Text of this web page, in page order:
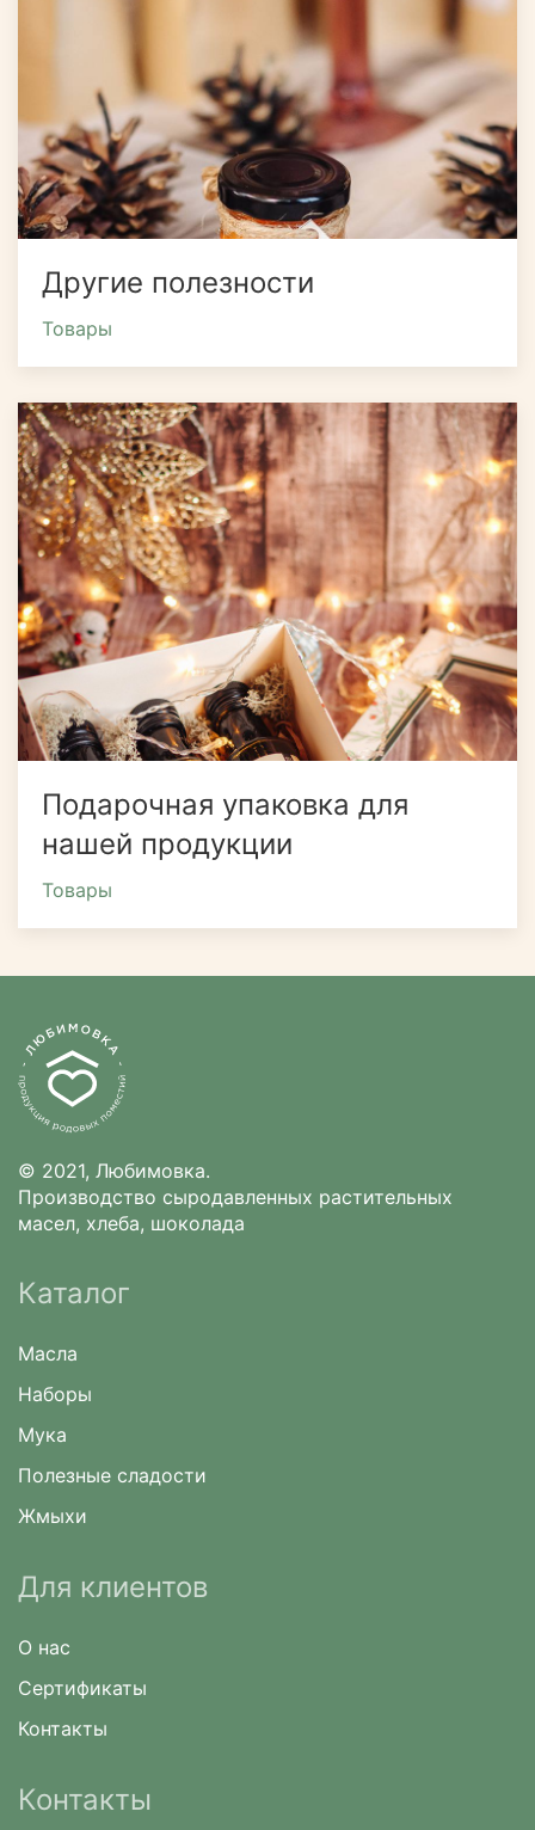
Другие полезности
Товары
Подарочная упаковка для
нашей продукции
Товары
© 2021, Любимовка.
Производство сыродавленных растительных
масел, хлеба, шоколада
Каталог
Масла
Наборы
Мука
Полезные сладости
Жмыхи
Для клиентов
О нас
Сертификаты
Контакты
Контакты